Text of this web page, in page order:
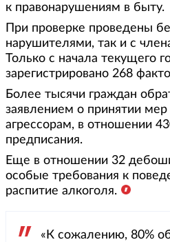
к правонарушениям в быту.
При проверке проведены
нарушителями, так и с
Только с начала текущего
зарегистрировано 268
Более тысячи граждан
заявлением о принятии
агрессорам, в отношении
предписания.
Еще в отношении 32
особые требования к
распитие алкоголя.
«К сожалению, 80%